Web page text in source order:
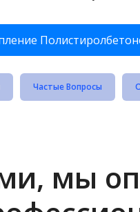
Частые Вопросы
мы